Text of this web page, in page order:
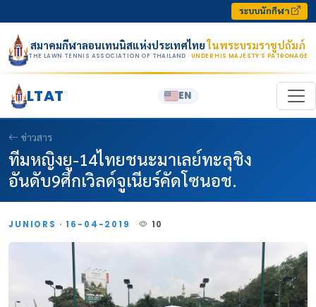
ระบบนักกีฬา
สมาคมกีฬาลอนเทนนิสแห่งประเทศไทยในพระบรมราชูปถัมภ์
THE LAWN TENNIS ASSOCIATION OF THAILAND · UNDER HIS MAJESTY’S PATRONAGE
LTAT EN
ข่าวสาร
ทีมหญิงยู-14ไทยชนะมาเลย์ทะลุชิง
อันดับ9ศึกเวิลด์จูเนียร์คัดโซนอช.
JUNIORS · 16-04-2019 10